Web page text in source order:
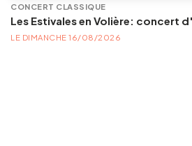
CONCERT CLASSIQUE
LE DIMANCHE 16/08/2026